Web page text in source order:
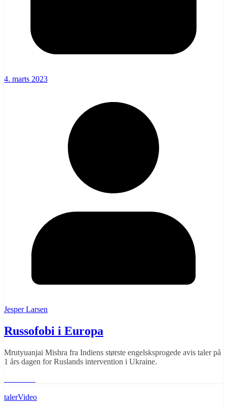
4. marts 2023
Jesper Larsen
Russofobi i Europa
Mrutyuanjai Mishra fra Indiens største engelsksprogede avis taler på
1 års dagen for Ruslands intervention i Ukraine.
talerVideo